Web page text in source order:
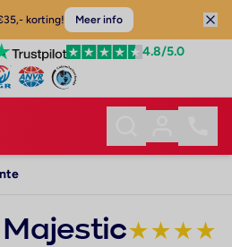
korting! Meer info
4.8/5.0
★★★★